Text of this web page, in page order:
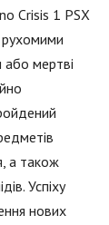
Crisis 1 PSX
рухомими
мертві
а також
Успіху
нових